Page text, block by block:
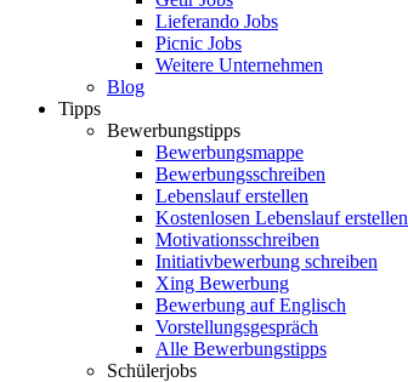
Lieferando Jobs
Picnic Jobs
Weitere Unternehmen
Blog
Tipps
Bewerbungstipps
Bewerbungsmappe
Bewerbungsschreiben
Lebenslauf erstellen
Kostenlosen Lebenslauf erstellen
Motivationsschreiben
Initiativbewerbung schreiben
Xing Bewerbung
Bewerbung auf Englisch
Vorstellungsgespräch
Alle Bewerbungstipps
Schülerjobs